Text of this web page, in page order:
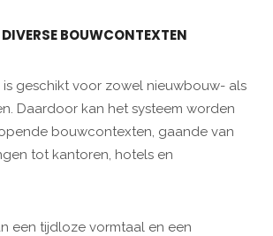
BOUWCONTEXTEN
is geschikt voor zowel nieuwbouw- als
Daardoor kan het systeem worden
bouwcontexten, gaande van
tot kantoren, hotels en
een tijdloze vormtaal en een